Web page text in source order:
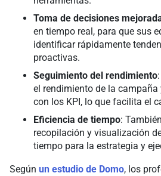
Toma de decisiones
en tiempo real, para que sus
identificar rápidamente
proactivas.
Seguimiento del rendimiento
el rendimiento de la
con los KPI, lo que facilita el
Eficiencia de tiempo:
recopilación y visualización
tiempo para la estrategia y
Según un estudio de Domo, los